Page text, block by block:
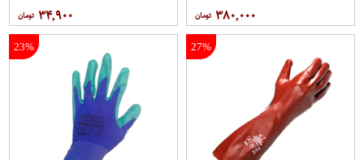
۳۸۰,۰۰۰ ۳۴,۹۰۰
27%
23%